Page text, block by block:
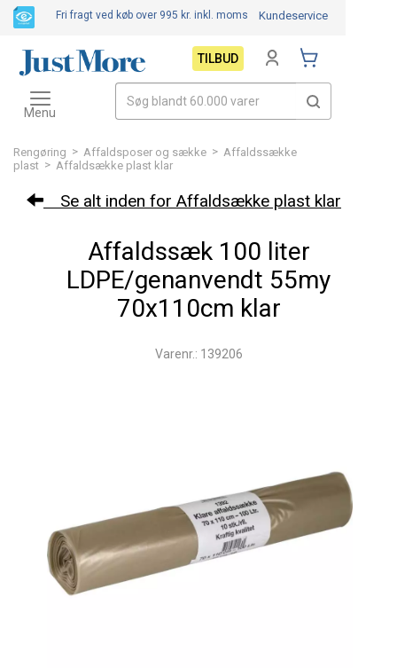
Rengøring > Affaldsposer og sække > Affaldssække
plast > Affaldsække plast klar
Se alt inden for Affaldsække plast klar
Affaldssæk 100 liter
LDPE/genanvendt 55my
70x110cm klar
Varenr.: 139206
Fri fragt ved køb over 995 kr. inkl. moms Kundeservice
TILBUD
Toggle
navigation
Menu